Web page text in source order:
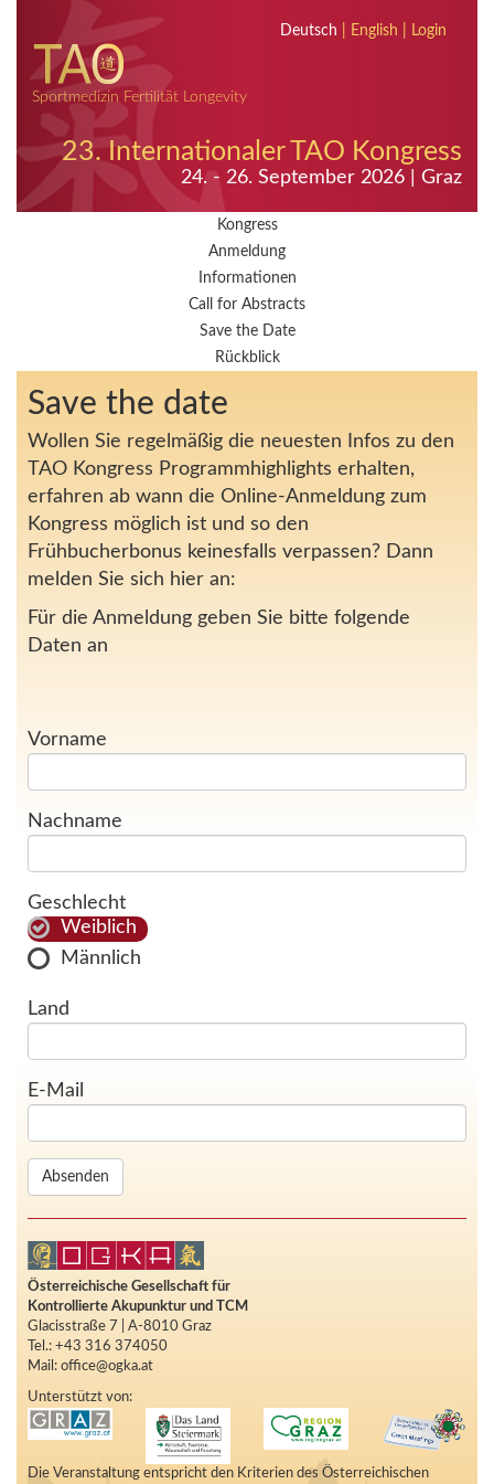
Deutsch English Login
Sportmedizin Fertilität Longevity
23. Internationaler TAO Kongress
24. - 26. September 2026 | Graz
Kongress
Anmeldung
Informationen
Call for Abstracts
Save the Date
Rückblick
Save the date
Wollen Sie regelmäßig die neuesten Infos zu den
TAO Kongress Programmhighlights erhalten,
erfahren ab wann die Online-Anmeldung zum
Kongress möglich ist und so den
Frühbucherbonus keinesfalls verpassen? Dann
melden Sie sich hier an:
Für die Anmeldung geben Sie bitte folgende
Daten an
Vorname
Nachname
Geschlecht
Weiblich
Männlich
Land
E-Mail
Österreichische Gesellschaft für
Kontrollierte Akupunktur und TCM
Glacisstraße 7 | A-8010 Graz
Tel.: +43 316 374050
Mail: office@ogka.at
Unterstützt von:
Die Veranstaltung entspricht den Kriterien des Österreichischen